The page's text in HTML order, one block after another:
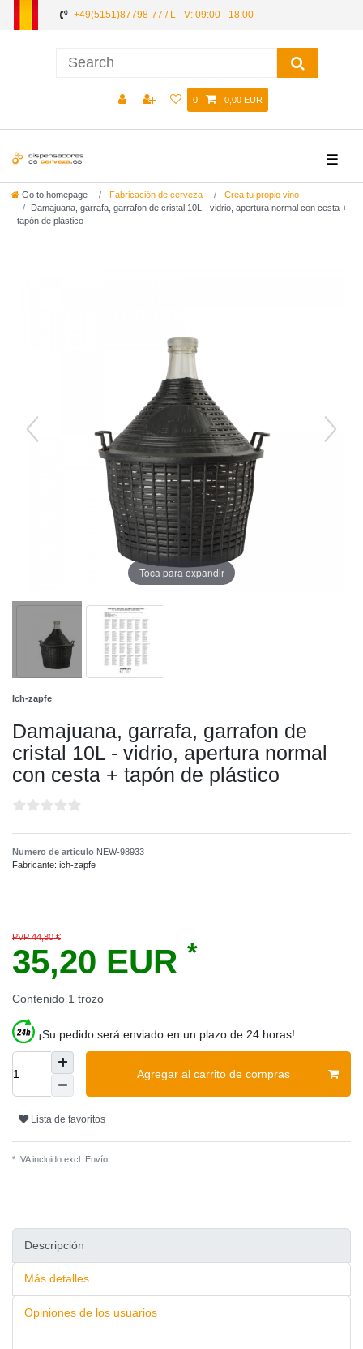
+49(5151)87798-77 / L - V: 09:00 - 18:00
0 0,00 EUR
☰
Go to homepage Fabricación de cerveza
Crea tu propio vino
Damajuana, garrafa, garrafon de cristal 10L - vidrio, apertura normal con cesta +
tapón de plástico
Toca para expandir
Ich-zapfe
Damajuana, garrafa, garrafon de
cristal 10L - vidrio, apertura normal
con cesta + tapón de plástico
Numero de articulo NEW-98933
Fabricante: ich-zapfe
PVP 44,80 €
35,20 EUR *
Contenido 1 trozo
¡Su pedido será enviado en un plazo de 24 horas!
Agregar al carrito de compras
Lista de favoritos
* IVA incluido excl. Envío
Descripción
Más detalles
Opiniones de los usuarios